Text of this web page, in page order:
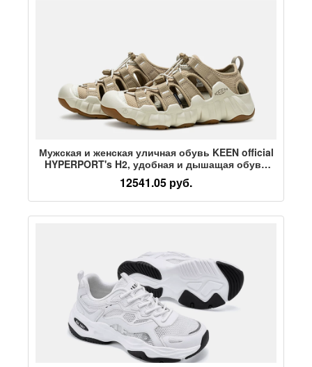
Мужская и женская уличная обувь KEEN official
HYPERPORT's H2, удобная и дышащая обувь
для верховой езды
12541.05 руб.